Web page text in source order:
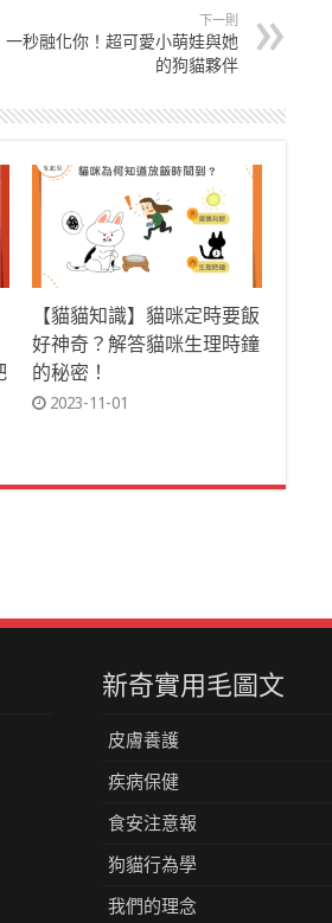
下一則
一秒融化你！超可愛小萌娃與她
的狗貓夥伴
【貓貓知識】貓咪定時要飯
好神奇？解答貓咪生理時鐘
的秘密！
2023-11-01
新奇實用毛圖文
皮膚養護
疾病保健
食安注意報
狗貓行為學
我們的理念